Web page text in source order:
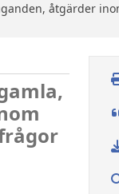
åtgärder